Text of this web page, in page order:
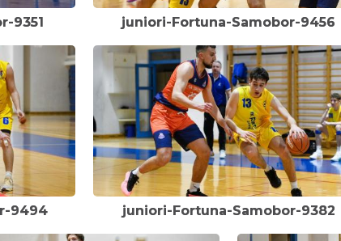
9351 juniori-Fortuna-Samobor-9456
9494 juniori-Fortuna-Samobor-9382